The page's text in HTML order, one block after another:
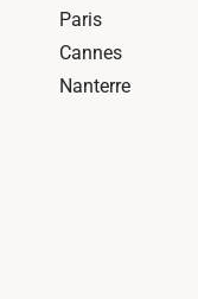
Paris
Cannes
Nanterre